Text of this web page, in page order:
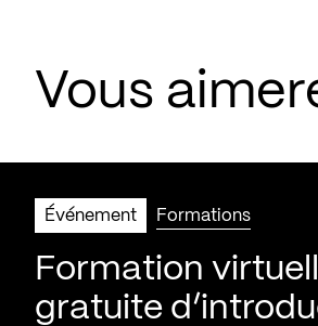
Vous
Événement Formations
Formation
gratuite